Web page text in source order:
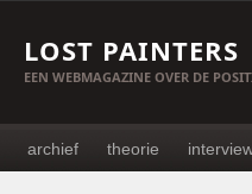
LOST PAINTERS
EEN WEBMAGAZINE OVER DE
archief theorie